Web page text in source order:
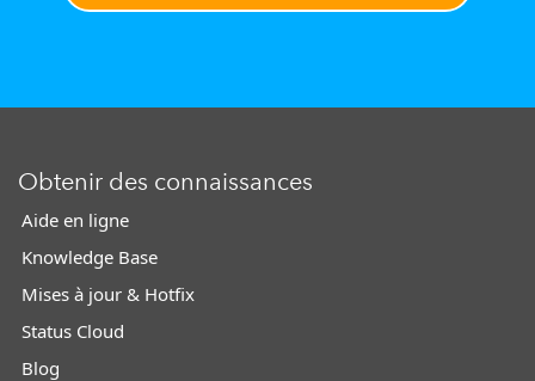
Obtenir des connaissances
Aide en ligne
Knowledge Base
Mises à jour & Hotfix
Status Cloud
Blog